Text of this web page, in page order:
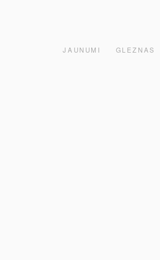
JAUNUMI GLEZNAS